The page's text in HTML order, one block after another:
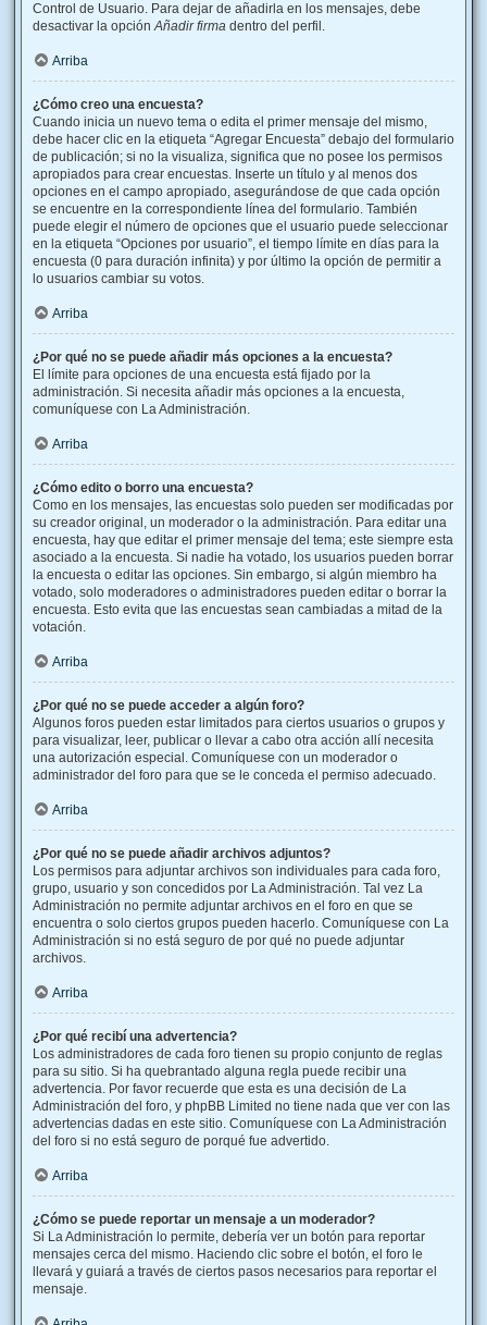
Control de Usuario. Para dejar de añadirla en los mensajes, debe
desactivar la opciónAñadir firma dentro del perfil.
Arriba
¿Cómo creo una encuesta?
Cuando inicia un nuevo tema o edita el primer mensaje del mismo,
debe hacer clic en la etiqueta “Agregar Encuesta” debajo del formulario
de publicación; si no la visualiza, significa que no posee los permisos
apropiados para crear encuestas. Inserte un título y al menos dos
opciones en el campo apropiado, asegurándose de que cada opción
se encuentre en la correspondiente línea del formulario. También
puede elegir el número de opciones que el usuario puede seleccionar
en la etiqueta “Opciones por usuario”, el tiempo límite en días para la
encuesta (0 para duración infinita) y por último la opción de permitir a
lo usuarios cambiar su votos.
Arriba
¿Por qué no se puede añadir más opciones a la encuesta?
El límite para opciones de una encuesta está fijado por la
administración. Si necesita añadir más opciones a la encuesta,
comuníquese con La Administración.
Arriba
¿Cómo edito o borro una encuesta?
Como en los mensajes, las encuestas solo pueden ser modificadas por
su creador original, un moderador o la administración. Para editar una
encuesta, hay que editar el primer mensaje del tema; este siempre esta
asociado a la encuesta. Si nadie ha votado, los usuarios pueden borrar
la encuesta o editar las opciones. Sin embargo, si algún miembro ha
votado, solo moderadores o administradores pueden editar o borrar la
encuesta. Esto evita que las encuestas sean cambiadas a mitad de la
votación.
Arriba
¿Por qué no se puede acceder a algún foro?
Algunos foros pueden estar limitados para ciertos usuarios o grupos y
para visualizar, leer, publicar o llevar a cabo otra acción allí necesita
una autorización especial. Comuníquese con un moderador o
administrador del foro para que se le conceda el permiso adecuado.
Arriba
¿Por qué no se puede añadir archivos adjuntos?
Los permisos para adjuntar archivos son individuales para cada foro,
grupo, usuario y son concedidos por La Administración. Tal vez La
Administración no permite adjuntar archivos en el foro en que se
encuentra o solo ciertos grupos pueden hacerlo. Comuníquese con La
Administración si no está seguro de por qué no puede adjuntar
archivos.
Arriba
¿Por qué recibí una advertencia?
Los administradores de cada foro tienen su propio conjunto de reglas
para su sitio. Si ha quebrantado alguna regla puede recibir una
advertencia. Por favor recuerde que esta es una decisión de La
Administración del foro, y phpBB Limited no tiene nada que ver con las
advertencias dadas en este sitio. Comuníquese con La Administración
del foro si no está seguro de porqué fue advertido.
Arriba
¿Cómo se puede reportar un mensaje a un moderador?
Si La Administración lo permite, debería ver un botón para reportar
mensajes cerca del mismo. Haciendo clic sobre el botón, el foro le
llevará y guiará a través de ciertos pasos necesarios para reportar el
mensaje.